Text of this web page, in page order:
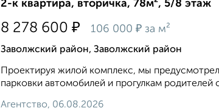
2-к квартира, вторичка, 78м², 5/8 этаж
8 278 600 ₽ 106 000 ₽ за м²
Заволжский район, Заволжский район
Проектируя жилой комплекс, мы
парковки автомобилей и прогулкам
Агентство, 06.08.2026